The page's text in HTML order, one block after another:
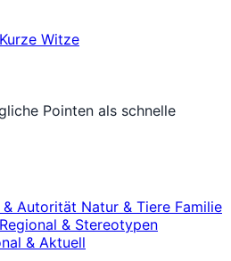
Kurze Witze
Pointen als schnelle
& Autorität Natur & Tiere Familie
Regional & Stereotypen
& Aktuell